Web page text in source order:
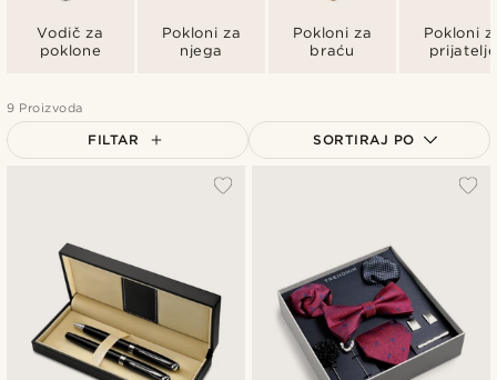
Vodič za
poklone
Pokloni za
njega
Pokloni za
braću
Pokloni
prijatelje
9 Proizvoda
FILTAR SORTIRAJ PO
Najviša cijena